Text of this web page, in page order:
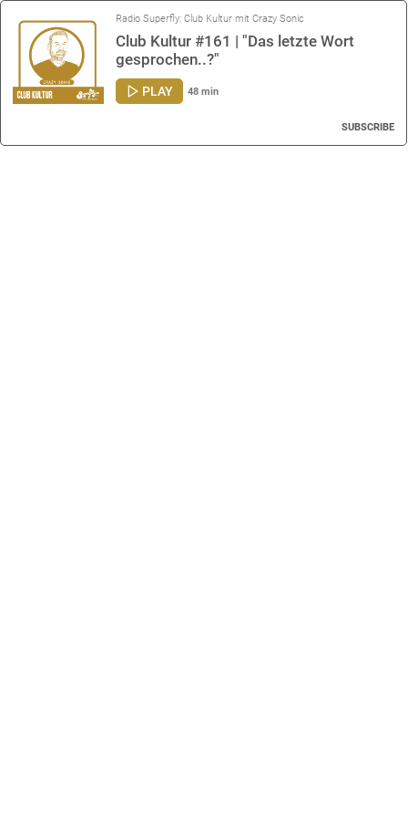
Radio Superfly: Club Kultur mit Crazy Sonic
Club Kultur #161 | "Das letzte Wort
gesprochen..?"
PLAY 48 min
SUBSCRIBE